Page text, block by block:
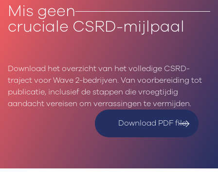
Mis geen
cruciale CSRD-mijlpaal
Download het overzicht van het volledige CSRD-
traject voor Wave 2-bedrijven. Van voorbereiding tot
publicatie, inclusief de stappen die vroegtijdig
aandacht vereisen om verrassingen te vermijden.
Download PDF file